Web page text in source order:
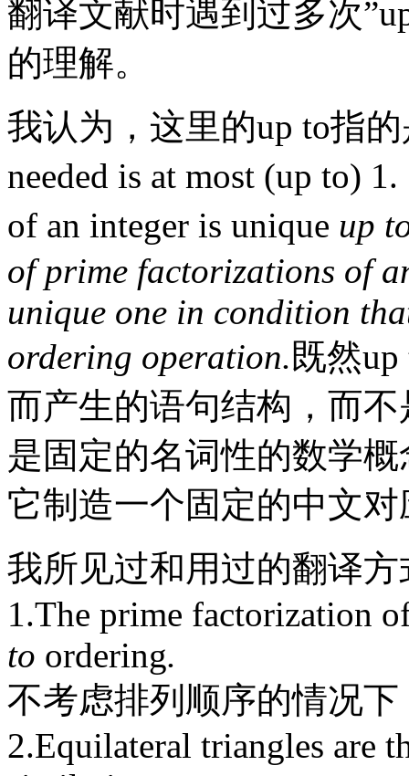
翻译文献时遇到过多次
的理解。
我认为，这里的up to指的
needed is at most (up to)
of an integer is unique up
of prime factorizations of
unique one in condition
ordering operation.既然
而产生的语句结构，而不
是固定的名词性的数学
它制造一个固定的中文
我所见过和用过的翻译
1.The prime factorization
to ordering.
不考虑排列顺序的情况
2.Equilateral triangles are